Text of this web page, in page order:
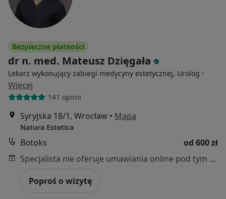
Bezpieczne płatności
dr n. med. Mateusz Dzięgała
Lekarz wykonujący zabiegi medycyny estetycznej, Urolog ·
Więcej
141 opinii
Syryjska 18/1, Wrocław • Mapa
Natura Estetica
Botoks
od 600 zł
Specjalista nie oferuje umawiania online pod tym adresem.
Poproś o wizytę